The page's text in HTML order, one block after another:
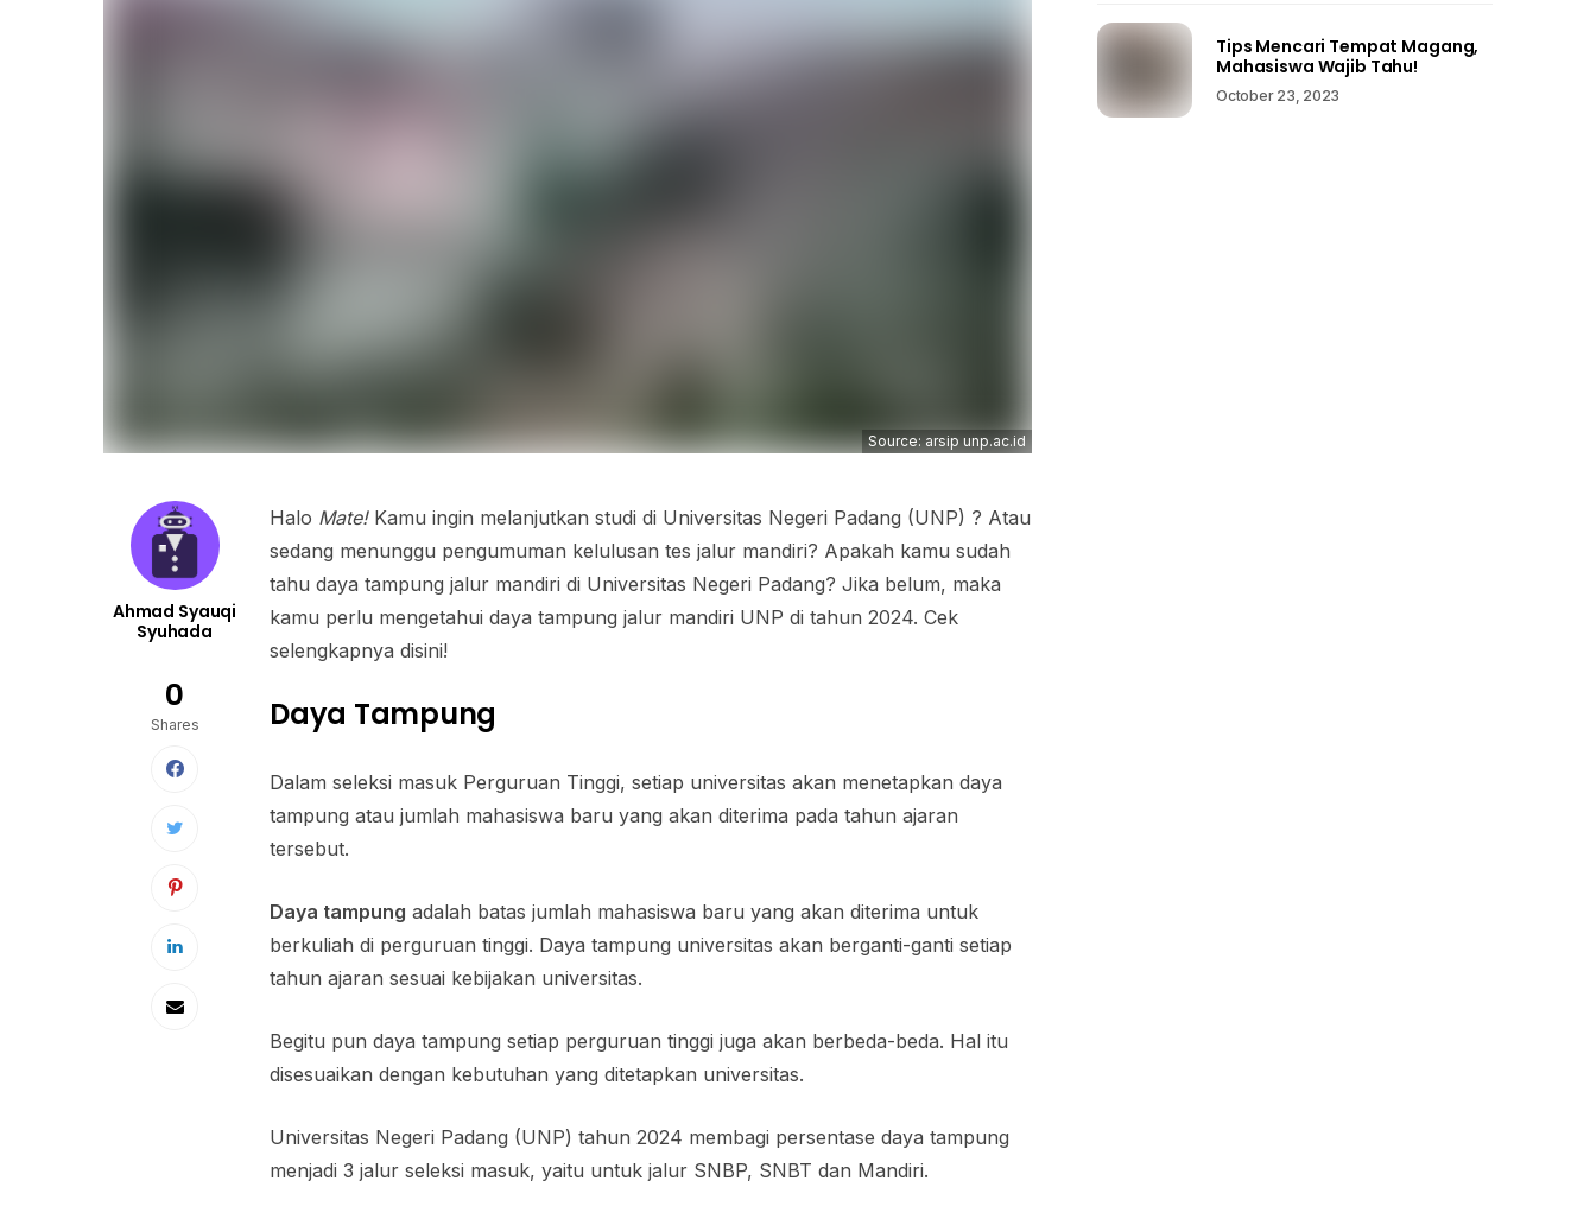
Source: arsip unp.ac.id
Ahmad Syauqi
Syuhada
0
Shares
Halo Mate! Kamu ingin melanjutkan studi di Universitas Negeri Padang (UNP) ? Atau
sedang menunggu pengumuman kelulusan tes jalur mandiri? Apakah kamu sudah
tahu daya tampung jalur mandiri di Universitas Negeri Padang? Jika belum, maka
kamu perlu mengetahui daya tampung jalur mandiri UNP di tahun 2024. Cek
selengkapnya disini!
Daya Tampung
Dalam seleksi masuk Perguruan Tinggi, setiap universitas akan menetapkan daya
tampung atau jumlah mahasiswa baru yang akan diterima pada tahun ajaran
tersebut.
Daya tampung adalah batas jumlah mahasiswa baru yang akan diterima untuk
berkuliah di perguruan tinggi. Daya tampung universitas akan berganti-ganti setiap
tahun ajaran sesuai kebijakan universitas.
Begitu pun daya tampung setiap perguruan tinggi juga akan berbeda-beda. Hal itu
disesuaikan dengan kebutuhan yang ditetapkan universitas.
Universitas Negeri Padang (UNP) tahun 2024 membagi persentase daya tampung
menjadi 3 jalur seleksi masuk, yaitu untuk jalur SNBP, SNBT dan Mandiri.
Tips Mencari Tempat Magang,
Mahasiswa Wajib Tahu!
October 23, 2023